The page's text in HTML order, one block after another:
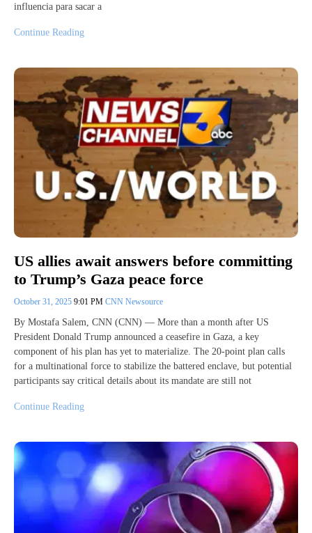
influencia para sacar a
Continue Reading
US allies await answers before committing
to Trump’s Gaza peace force
October 31, 2025 9:01 PM CNN Newsource
By Mostafa Salem, CNN (CNN) — More than a month after US
President Donald Trump announced a ceasefire in Gaza, a key
component of his plan has yet to materialize. The 20-point plan calls
for a multinational force to stabilize the battered enclave, but potential
participants say critical details about its mandate are still not
Continue Reading